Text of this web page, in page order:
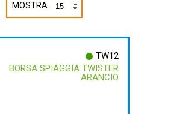
MOSTRA
TW12
BORSA SPIAGGIA TWISTER
ARANCIO